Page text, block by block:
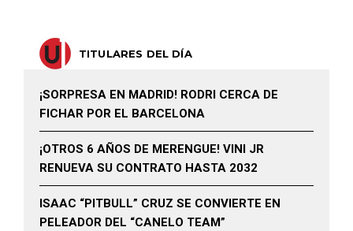
TITULARES DEL DÍA
¡SORPRESA EN MADRID! RODRI CERCA DE
FICHAR POR EL BARCELONA
¡OTROS 6 AÑOS DE MERENGUE! VINI JR
RENUEVA SU CONTRATO HASTA 2032
ISAAC “PITBULL” CRUZ SE CONVIERTE EN
PELEADOR DEL “CANELO TEAM”